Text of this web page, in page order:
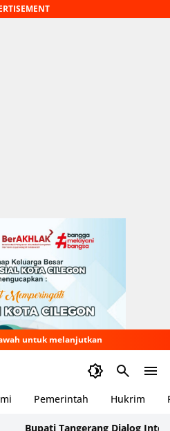
untuk melanjutkan
Pemerintah Hukrim
Bupati Tangerang Dialog